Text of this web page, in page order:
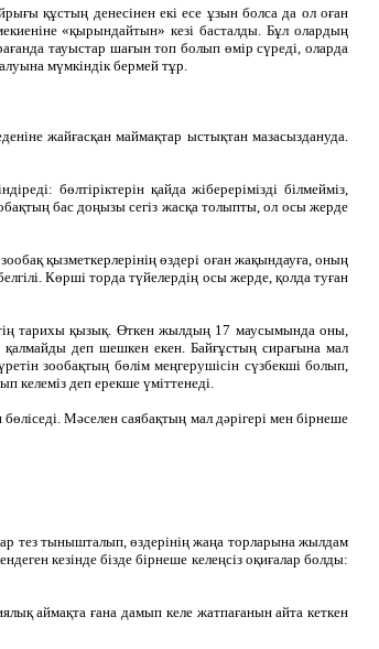
құстың денесінен екі есе ұзын болса да ол оған
«қырындайтын» кезі басталды. Бұл олардың
тауыстар шағын топ болып өмір сүреді, оларда
мүмкіндік бермей тұр.
жайғасқан маймақтар ыстықтан мазасыздануда.
бөлтіріктерін қайда жіберерімізді білмейміз,
бас доңызы сегіз жасқа толыпты, ол осы жерде
қызметкерлерінің өздері оған жақындауға, оның
Көрші торда түйелердің осы жерде, қолда туған
тарихы қызық. Өткен жылдың 17 маусымында оны,
деп шешкен екен. Байғұстың сирағына мал
зообақтың бөлім меңгерушісін сүзбекші болып,
келеміз деп ерекше үміттенеді.
Мәселен саябақтың мал дәрігері мен бірнеше
тез тынышталып, өздерінің жаңа торларына жылдам
кезінде бізде бірнеше келеңсіз оқиғалар болды:
аймақта ғана дамып келе жатпағанын айта кеткен